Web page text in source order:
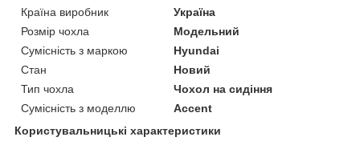
Країна виробник
Україна
Розмір чохла
Модельний
Сумісність з маркою
Hyundai
Стан
Новий
Тип чохла
Чохол на сидіння
Сумісність з моделлю
Accent
Користувальницькі характеристики